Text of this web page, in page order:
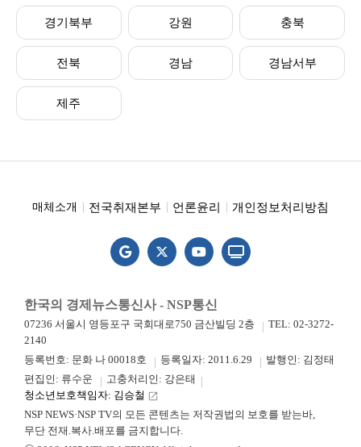
경기북부 강원 충북
전북 경남 경남서부
제주
매체소개 전국취재본부 언론윤리 개인정보처리방침
한국의 경제뉴스통신사 - NSP통신
07236 서울시 영등포구 국회대로750 금산빌딩 2층
TEL: 02-3272-
2140
등록번호: 문화 나 00018호
등록일자: 2011.6.29
발행인: 김정태
편집인: 류수운
고충처리인: 강은태
청소년보호책임자: 김승철 launch
NSP NEWS·NSP TV의 모든 콘텐츠는 저작권법의 보호를 받는바,
무단 전재.복사.배포를 금지합니다.